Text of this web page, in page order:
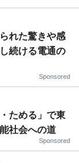
れた驚きや感
続ける電通の
Sponsored
ためる」で東
社会への道
Sponsored